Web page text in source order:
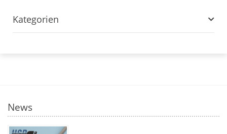
Kategorien
News